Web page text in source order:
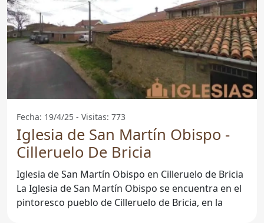
Fecha: 19/4/25 - Visitas: 773
Iglesia de San Martín Obispo -
Cilleruelo De Bricia
Iglesia de San Martín Obispo en Cilleruelo de Bricia
La Iglesia de San Martín Obispo se encuentra en el
pintoresco pueblo de Cilleruelo de Bricia, en la